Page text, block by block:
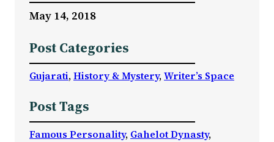
May 14, 2018
Post Categories
Gujarati, History & Mystery, Writer’s Space
Post Tags
Famous Personality, Gahelot Dynasty